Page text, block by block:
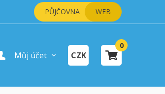
PŮJČOVNA WEB
Můj účet
Přihlášení uživatele
CZK
0